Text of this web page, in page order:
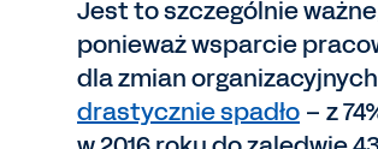
Jest to szczególnie
ponieważ wsparcie
dla zmian organizacyjnych
drastycznie spadło – z